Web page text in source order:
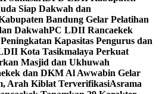
Siap Dakwah dan
Bandung Gelar Pelatihan
DakwahPC LDII Rancaekek
Kapasitas Pengurus dan
Kota Tasikmalaya Perkuat
Masjid dan Ukhuwah
dan DKM Al Awwabin Gelar
Arah Kiblat TerverifikasiAsrama